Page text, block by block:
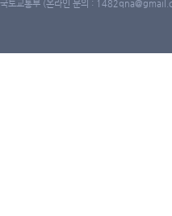
토교통부 (온라인 문의 :